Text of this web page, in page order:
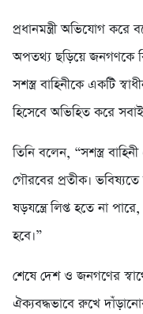
প্রধানমন্ত্রী অভিযোগ করে
অপতথ্য ছড়িয়ে জনগণকে
সশস্ত্র বাহিনীকে একটি
হিসেবে অভিহিত করে
তিনি বলেন, “সশস্ত্র
গৌরবের প্রতীক। ভবিষ্যতে
ষড়যন্ত্রে লিপ্ত হতে না
হবে।”
শেষে দেশ ও জনগণের
ঐক্যবদ্ধভাবে রুখে